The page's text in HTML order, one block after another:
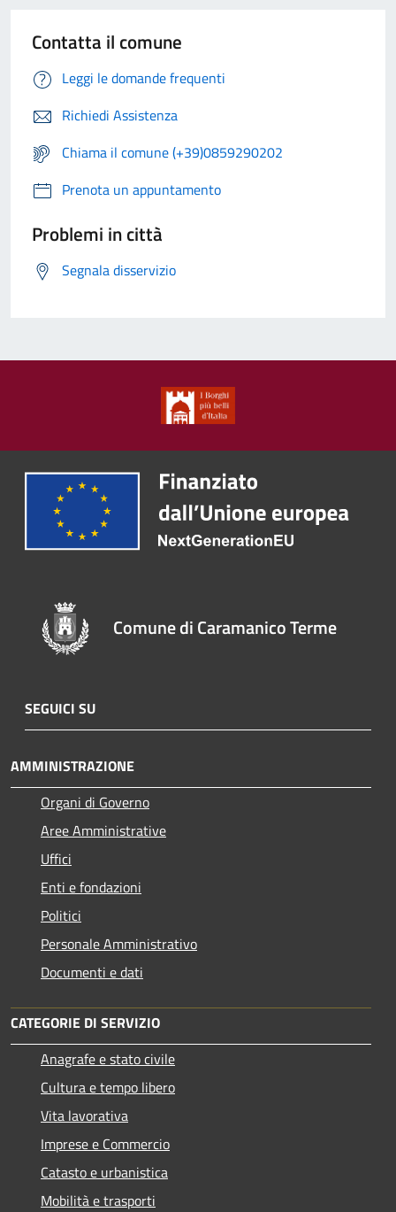
Contatta il comune
Leggi le domande frequenti
Richiedi Assistenza
Chiama il comune (+39)0859290202
Prenota un appuntamento
Problemi in città
Segnala disservizio
Comune di Caramanico Terme
SEGUICI SU
AMMINISTRAZIONE
Organi di Governo
Aree Amministrative
Uffici
Enti e fondazioni
Politici
Personale Amministrativo
Documenti e dati
CATEGORIE DI SERVIZIO
Anagrafe e stato civile
Cultura e tempo libero
Vita lavorativa
Imprese e Commercio
Catasto e urbanistica
Mobilità e trasporti